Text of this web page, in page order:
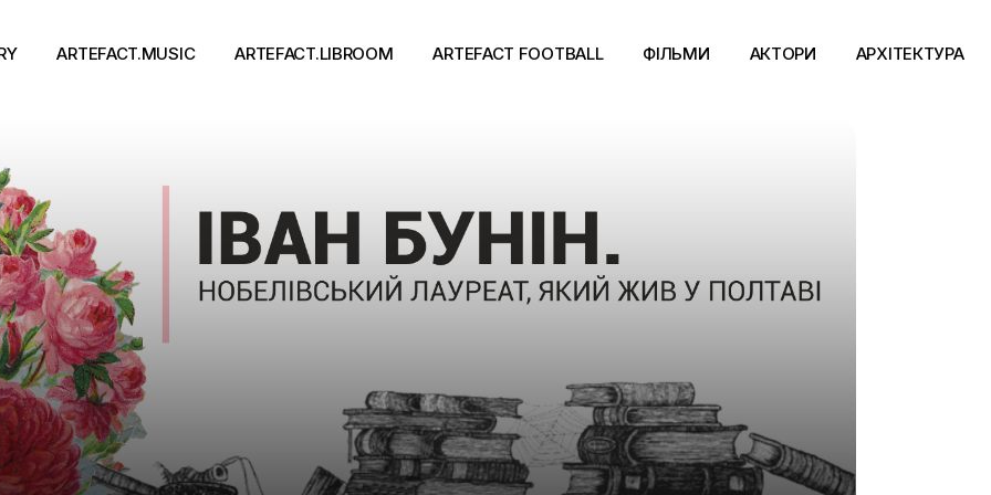
ARTEFACT.MUSIC
Концерти
ARTEFACT.LIBROOM
Події
ARTEFACT FOOTBALL ФІЛЬМИ АКТОРИ АРХІТЕКТУРА